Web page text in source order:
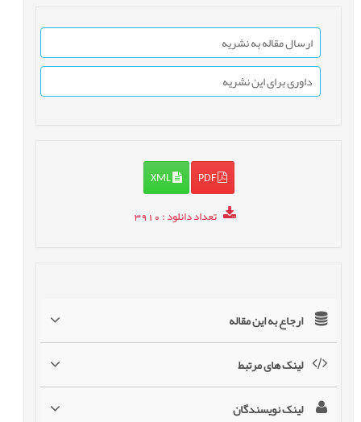
ارسال مقاله به نشریه
داوری برای این نشریه
PDF
XML
تعداد دانلود: 3910
ارجاع به این مقاله
لینک های مرتبط
لینک نویسندگان